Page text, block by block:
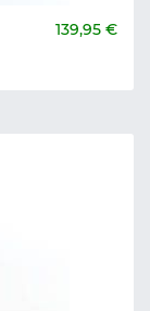
139,95 €